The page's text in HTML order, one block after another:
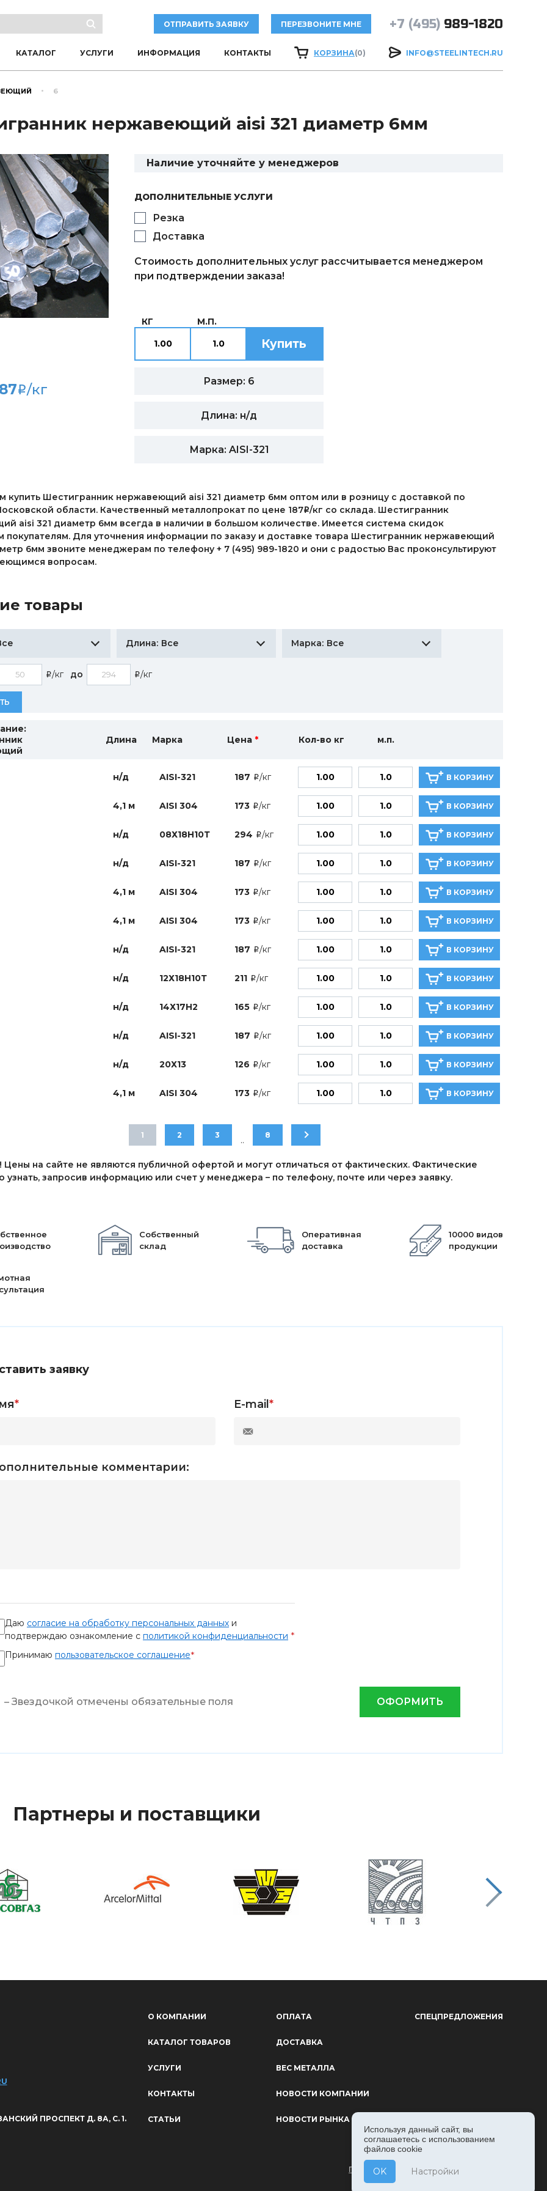
ОТПРАВИТЬ ЗАЯВКУ ПЕРЕЗВОНИТЕ МНЕ +7 (495) 989-1820
КАТАЛОГ УСЛУГИ ИНФОРМАЦИЯ КОНТАКТЫ КОРЗИНА(0) INFO@STEELINTECH.RU
6
нержавеющий aisi 321 диаметр 6мм
Наличие уточняйте у менеджеров
ДОПОЛНИТЕЛЬНЫЕ УСЛУГИ
Резка
Доставка
Стоимость дополнительных услуг рассчитывается менеджером
при подтверждении заказа!
i/кг
КГ М.П.
Купить
Размер: 6
Длина: н/д
Марка: AISI-321
купить Шестигранник нержавеющий aisi 321 диаметр 6мм оптом или в розницу с доставкой по
области. Качественный металлопрокат по цене 187i/кг со склада. Шестигранник
aisi 321 диаметр 6мм всегда в наличии в большом количестве. Имеется система скидок
покупателям. Для уточнения информации по заказу и доставке товара Шестигранник нержавеющий
6мм звоните менеджерам по телефону + 7 (495) 989-1820 и они с радостью Вас проконсультируют
вопросам.
товары
Длина: Все Марка: Все
i/кг до i/кг
Длина Марка Цена * Кол-во кг м.п.
н/д AISI-321 187 i/кг В КОРЗИНУ
4,1 м AISI 304 173 i/кг В КОРЗИНУ
н/д 08Х18Н10Т 294 i/кг В КОРЗИНУ
н/д AISI-321 187 i/кг В КОРЗИНУ
4,1 м AISI 304 173 i/кг В КОРЗИНУ
4,1 м AISI 304 173 i/кг В КОРЗИНУ
н/д AISI-321 187 i/кг В КОРЗИНУ
н/д 12Х18Н10Т 211 i/кг В КОРЗИНУ
н/д 14Х17Н2 165 i/кг В КОРЗИНУ
н/д AISI-321 187 i/кг В КОРЗИНУ
н/д 20Х13 126 i/кг В КОРЗИНУ
4,1 м AISI 304 173 i/кг В КОРЗИНУ
1 2 3 .. 8
на сайте не являются публичной офертой и могут отличаться от фактических. Фактические
узнать, запросив информацию или счет у менеджера – по телефону, почте или через заявку.
Собственный
склад
Оперативная
доставка
10000 видов
продукции
заявку
* E-mail*
комментарии:
Даю согласие на обработку персональных данных и
подтверждаю ознакомление с политикой конфиденциальности *
Принимаю пользовательское соглашение*
– Звездочкой отмечены обязательные поля ОФОРМИТЬ
Партнеры и поставщики
ПРОСПЕКТ Д. 8А, С. 1.
О КОМПАНИИ
КАТАЛОГ ТОВАРОВ
УСЛУГИ
КОНТАКТЫ
СТАТЬИ
ОПЛАТА
ДОСТАВКА
ВЕС МЕТАЛЛА
НОВОСТИ КОМПАНИИ
НОВОСТИ РЫНКА
СПЕЦПРЕДЛОЖЕНИЯ
ПОЛИТИКА КОНФИДЕНЦИАЛЬНОСТИ
ПОЛЬЗОВАТЕЛЬСКОЕ СОГЛАШЕНИЕ
Используя данный сайт, вы
соглашаетесь с использованием
файлов cookie
OK Настройки